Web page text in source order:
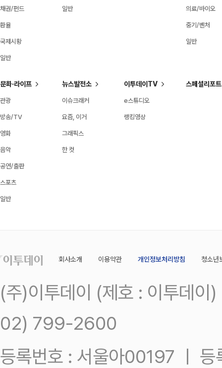
채권/펀드
환율
국제시황
일반
일반 의료/바이오
중기/벤처
일반
문화·라이프
관광
방송/TV
영화
음악
공연/출판
스포츠
일반
뉴스발전소
이슈크래커
요즘, 이거
그래픽스
한 컷
이투데이TV
e스튜디오
랭킹영상
스페셜리포트
회사소개 이용약관 개인정보처리방침 청소년
(주)이투데이 (제호 : 이투데
02) 799-2600
등록번호 : 서울아00197 ㅣ